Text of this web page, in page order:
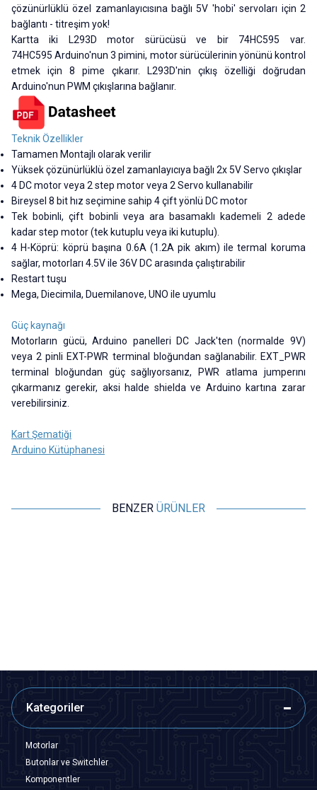
çözünürlüklü özel zamanlayıcısına bağlı 5V 'hobi' servoları için 2
bağlantı - titreşim yok!
Kartta iki L293D motor sürücüsü ve bir 74HC595 var.
74HC595 Arduino'nun 3 pimini, motor sürücülerinin yönünü kontrol
etmek için 8 pime çıkarır. L293D'nin çıkış özelliği doğrudan
Arduino'nun PWM çıkışlarına bağlanır.
Teknik Özellikler
Tamamen Montajlı olarak verilir
Yüksek çözünürlüklü özel zamanlayıcıya bağlı 2x 5V Servo çıkışlar
4 DC motor veya 2 step motor veya 2 Servo kullanabilir
Bireysel 8 bit hız seçimine sahip 4 çift yönlü DC motor
Tek bobinli, çift bobinli veya ara basamaklı kademeli 2 adede
kadar step motor (tek kutuplu veya iki kutuplu).
4 H-Köprü: köprü başına 0.6A (1.2A pik akım) ile termal koruma
sağlar, motorları 4.5V ile 36V DC arasında çalıştırabilir
Restart tuşu
Mega, Diecimila, Duemilanove, UNO ile uyumlu
Güç kaynağı
Motorların gücü, Arduino panelleri DC Jack'ten (normalde 9V)
veya 2 pinli EXT-PWR terminal bloğundan sağlanabilir. EXT_PWR
terminal bloğundan güç sağlıyorsanız, PWR atlama jumperını
çıkarmanız gerekir, aksi halde shielda ve Arduino kartına zarar
verebilirsiniz.
Kart Şematiği
Arduino Kütüphanesi
BENZER ÜRÜNLER
Kategoriler
Motorlar
Butonlar ve Switchler
Komponentler